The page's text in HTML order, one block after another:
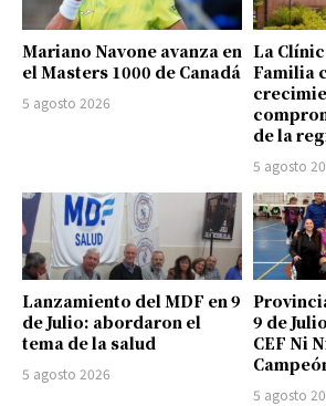
Mariano Navone avanza en
el Masters 1000 de Canadá
5 agosto 2026
La
Familia
de la
5 agosto
Lanzamiento del MDF en 9
de Julio: abordaron el
tema de la salud
5 agosto 2026
9 de
CEF Ni
5 agosto